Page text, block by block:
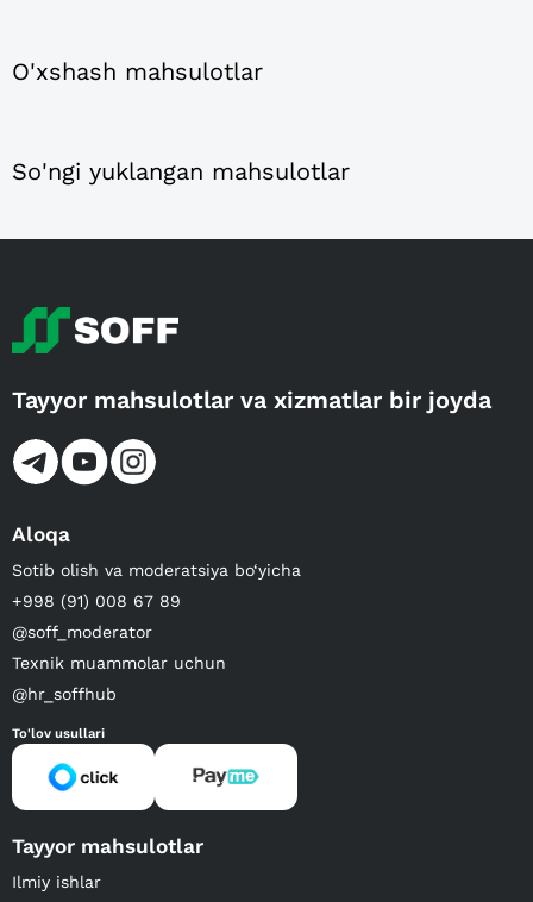
O'xshash mahsulotlar
So'ngi yuklangan mahsulotlar
Tayyor mahsulotlar va xizmatlar bir joyda
Aloqa
Sotib olish va moderatsiya bo‘yicha
+998 (91) 008 67 89
@soff_moderator
Texnik muammolar uchun
@hr_soffhub
To'lov usullari
Tayyor mahsulotlar
Ilmiy ishlar